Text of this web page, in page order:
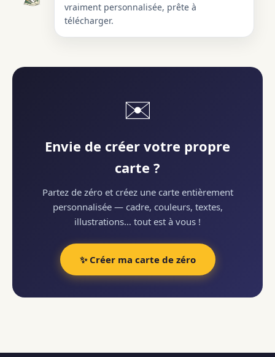
vraiment personnalisée, prête à
télécharger.
✉️
Envie de créer votre propre
carte ?
Partez de zéro et créez une carte entièrement
personnalisée — cadre, couleurs, textes,
illustrations… tout est à vous !
✨ Créer ma carte de zéro